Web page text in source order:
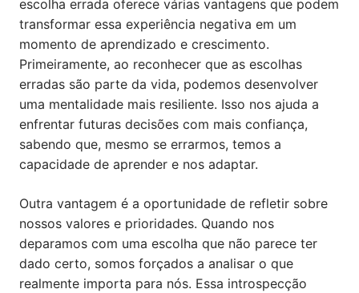
escolha errada oferece várias vantagens que podem
transformar essa experiência negativa em um
momento de aprendizado e crescimento.
Primeiramente, ao reconhecer que as escolhas
erradas são parte da vida, podemos desenvolver
uma mentalidade mais resiliente. Isso nos ajuda a
enfrentar futuras decisões com mais confiança,
sabendo que, mesmo se errarmos, temos a
capacidade de aprender e nos adaptar.
Outra vantagem é a oportunidade de refletir sobre
nossos valores e prioridades. Quando nos
deparamos com uma escolha que não parece ter
dado certo, somos forçados a analisar o que
realmente importa para nós. Essa introspecção